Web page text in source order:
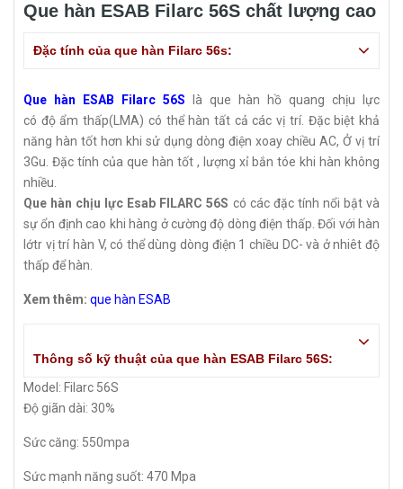
Que hàn ESAB Filarc 56S chất lượng cao
Đặc tính của que hàn Filarc 56s:
Que hàn ESAB Filarc 56S là que hàn hồ quang chịu lực
có độ ẩm thấp(LMA) có thể hàn tất cả các vị trí. Đặc biệt khả
năng hàn tốt hơn khi sử dụng dòng điện xoay chiều AC, Ở vị trí
3Gu. Đặc tính của que hàn tốt , lượng xỉ bắn tóe khi hàn không
nhiều.
Que hàn chịu lực Esab FILARC 56S có các đặc tính nổi bật và
sự ổn định cao khi hàng ở cường độ dòng điện thấp. Đối với hàn
lớtr vị trí hàn V, có thể dùng dòng điện 1 chiều DC- và ở nhiêt độ
thấp để hàn.
Xem thêm: que hàn ESAB
Thông số kỹ thuật của que hàn ESAB Filarc 56S:
Model: Filarc 56S
Độ giãn dài: 30%
Sức căng: 550mpa
Sức mạnh năng suốt: 470 Mpa